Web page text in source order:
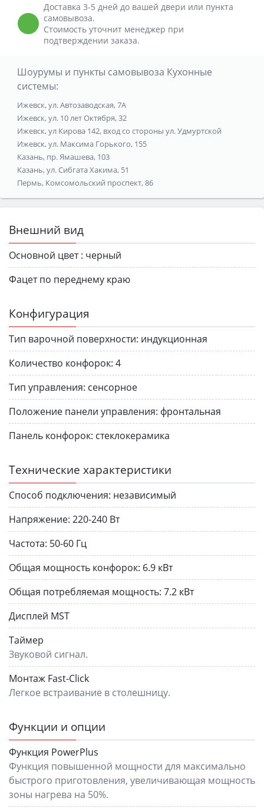
Доставка 3-5 дней до вашей двери или пункта
самовывоза.
Стоимость уточнит менеджер при
подтверждении заказа.
Шоурумы и пункты самовывоза Кухонные
системы:
Ижевск, ул. Автозаводская, 7А
Ижевск, ул. 10 лет Октября, 32
Ижевск, ул Кирова 142, вход со стороны ул. Удмуртской
Ижевск, ул. Максима Горького, 155
Казань, пр. Ямашева, 103
Казань, ул. Сибгата Хакима, 51
Пермь, Комсомольский проспект, 86
Внешний вид
Основной цвет : черный
Фацет по переднему краю
Конфигурация
Тип варочной поверхности: индукционная
Количество конфорок: 4
Тип управления: сенсорное
Положение панели управления: фронтальная
Панель конфорок: стеклокерамика
Технические характеристики
Способ подключения: независимый
Напряжение: 220-240 Вт
Частота: 50-60 Гц
Общая мощность конфорок: 6.9 кВт
Общая потребляемая мощность: 7.2 кВт
Дисплей MST
Таймер
Звуковой сигнал.
Монтаж Fast-Click
Легкое встраивание в столешницу.
Функции и опции
Функция PowerPlus
Функция повышенной мощности для максимально
быстрого приготовления, увеличивающая мощность
зоны нагрева на 50%.